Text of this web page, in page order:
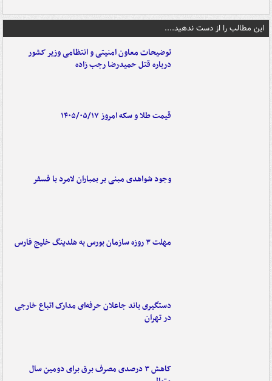
این مطالب را از دست ندهید....
توضیحات معاون امنیتی و انتظامی وزیر کشور
درباره قتل حمیدرضا رجب زاده
قیمت طلا و سکه امروز ۱۴۰۵/۰۵/۱۷
وجود شواهدی مبنی بر بمباران لامرد با فسفر
مهلت ۳ روزه سازمان بورس به هلدینگ خلیج فارس
دستگیری باند جاعلان حرفه‌ای مدارک اتباع خارجی
در تهران
کاهش ۳ درصدی مصرف برق برای دومین سال